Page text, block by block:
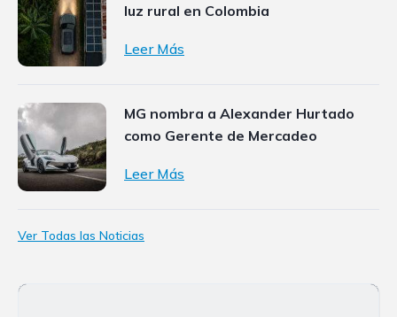
luz rural en Colombia
Leer Más
MG nombra a Alexander Hurtado
como Gerente de Mercadeo
Leer Más
Ver Todas las Noticias